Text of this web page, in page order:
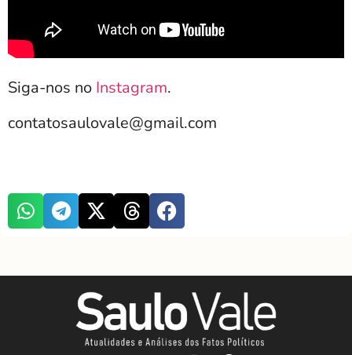
Siga-nos no Instagram.
contatosaulovale@gmail.com